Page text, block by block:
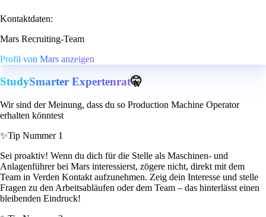
Kontaktdaten:
Mars Recruiting-Team
Profil von Mars anzeigen
StudySmarter Expertenrat🤫
Wir sind der Meinung, dass du so Production Machine Operator
erhalten könntest
✨Tip Nummer 1
Sei proaktiv! Wenn du dich für die Stelle als Maschinen- und
Anlagenführer bei Mars interessierst, zögere nicht, direkt mit dem
Team in Verden Kontakt aufzunehmen. Zeig dein Interesse und stelle
Fragen zu den Arbeitsabläufen oder dem Team – das hinterlässt einen
bleibenden Eindruck!